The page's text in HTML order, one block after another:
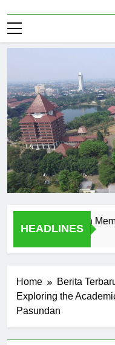
HEADLINES
10 Alasan Memilih
Home
Berita
Exploring the
Pasundan